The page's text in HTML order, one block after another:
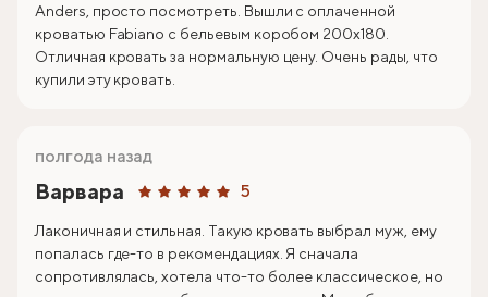
Anders, просто посмотреть. Вышли с оплаченной
кроватью Fabiano с бельевым коробом 200х180.
Отличная кровать за нормальную цену. Очень рады, что
купили эту кровать.
Варвара 5
полгода назад
Лаконичная и стильная. Такую кровать выбрал муж, ему
попалась где-то в рекомендациях. Я сначала
сопротивлялась, хотела что-то более классическое, но